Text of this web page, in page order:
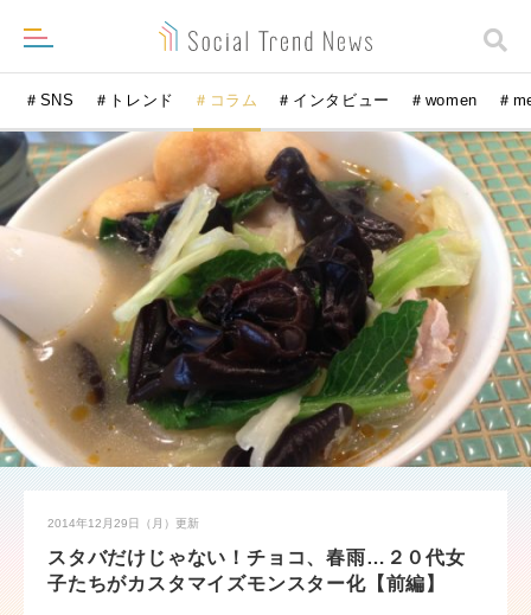
＃SNS ＃トレンド ＃コラム ＃インタビュー ＃women ＃
2014年12月29日（月） 更新
スタバだけじゃない！チョコ、春雨…２０代女
子たちがカスタマイズモンスター化【前編】